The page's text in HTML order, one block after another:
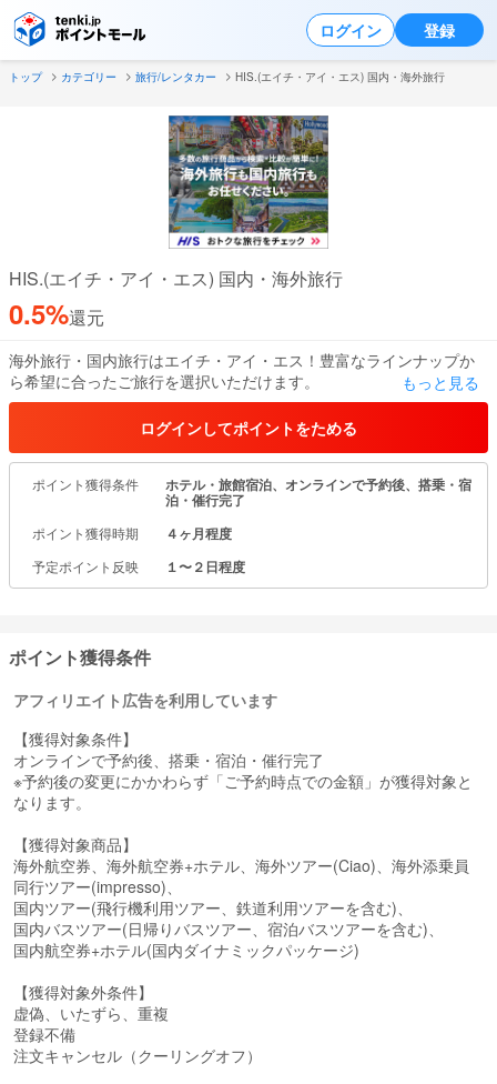
ログイン 登録
トップ カテゴリー 旅行/レンタカー HIS.(エイチ・アイ・エス) 国内・海外旅行
HIS.(エイチ・アイ・エス) 国内・海外旅行
0.5%還元
海外旅行・国内旅行はエイチ・アイ・エス！豊富なラインナップか
ら希望に合ったご旅行を選択いただけます。
海外では現地支店が24時間日本語サポート！安心の旅行をご提供し
もっと見る
ログインしてポイントをためる
ポイント獲得条件 ホテル・旅館宿泊、オンラインで予約後、搭乗・宿
泊・催行完了
ポイント獲得時期 ４ヶ月程度
予定ポイント反映 １〜２日程度
ポイント獲得条件
アフィリエイト広告を利用しています
【獲得対象条件】
オンラインで予約後、搭乗・宿泊・催行完了
※予約後の変更にかかわらず「ご予約時点での金額」が獲得対象と
なります。
【獲得対象商品】
海外航空券、海外航空券+ホテル、海外ツアー(Ciao)、海外添乗員
同行ツアー(impresso)、
国内ツアー(飛行機利用ツアー、鉄道利用ツアーを含む)、
国内バスツアー(日帰りバスツアー、宿泊バスツアーを含む)、
国内航空券+ホテル(国内ダイナミックパッケージ)
【獲得対象外条件】
虚偽、いたずら、重複
登録不備
注文キャンセル（クーリングオフ）